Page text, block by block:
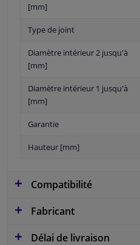
[mm]
Type de joint
Diamètre intérieur 2 jusqu'à
[mm]
Diamètre intérieur 1 jusqu'à
[mm]
Garantie
Hauteur [mm]
Compatibilité
Fabricant
Délai de livraison